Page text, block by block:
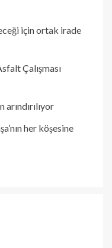
için ortak irade
Çalışması
arındırılıyor
her köşesine